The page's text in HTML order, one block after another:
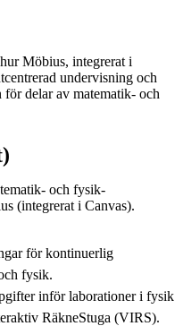
Möbius, integrerat i
undervisning och
delar av matematik- och
och fysik-
(integrerat i Canvas).
för kontinuerlig
fysik.
inför laborationer i fysik
RäkneStuga (VIRS).